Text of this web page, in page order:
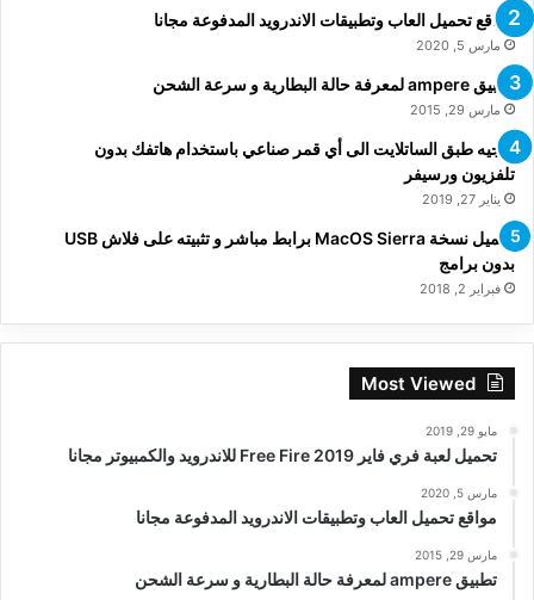
مواقع تحميل العاب وتطبيقات الاندرويد المدفوعة مجانا
مارس 5, 2020
تطبيق ampere لمعرفة حالة البطارية و سرعة الشحن
مارس 29, 2015
توجيه طبق الساتلايت الى أي قمر صناعي باستخدام هاتفك بدون
تلفزيون ورسيفر
يناير 27, 2019
تحميل نسخة MacOS Sierra برابط مباشر و تثبيته على فلاش USB
بدون برامج
فبراير 2, 2018
Most Viewed
مايو 29, 2019
تحميل لعبة فري فاير Free Fire 2019 للاندرويد والكمبيوتر مجانا
مارس 5, 2020
مواقع تحميل العاب وتطبيقات الاندرويد المدفوعة مجانا
مارس 29, 2015
تطبيق ampere لمعرفة حالة البطارية و سرعة الشحن